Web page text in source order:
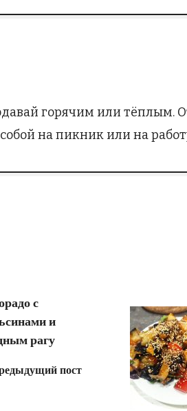
горячим или тёплым.
собой на пикник или на
с
и
рагу
пост